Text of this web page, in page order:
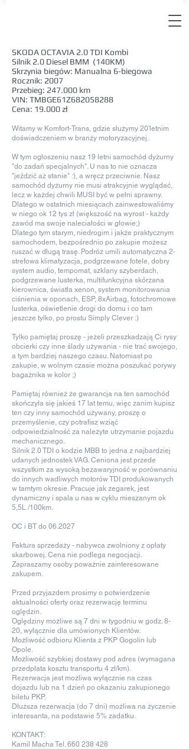
SKODA OCTAVIA 2.0 TDI Kombi
Silnik 2.0 Diesel BMM (140KM)
Skrzynia biegów: Manualna 6-biegowa
Rocznik: 2007
Przebieg: 247.000 km
VIN: TMBGE61Z682058288
Cena: 19.000 zł
Witamy w Komfort-Trans, gdzie służymy 20'letnim
doświadczeniem w branży motoryzacyjnej.
W tym ogłoszeniu nasz 19 letni samochód dyżurny
"do zadań specjalnych". U nas to nie oznacza
"jeździć aż stanie" :), a wręcz przeciwnie. Nasz
samochód dyżurny nie musi atrakcyjnie wyglądać,
lecz w każdej chwili MUSI być w pełni sprawny.
Dlatego w ostatnich miesiącach zainwestowaliśmy
w niego ok 12 tys zł (większość na wyrost - każdy
zawód ma swoje naleciałości w głowie;)
Dlatego tym starym, niedrogim i jakże praktycznym
samochodem, bezpośrednio po zakupie możesz
ruszać w długą trasę. Podróż umili automatyczna 2-
strefowa klimatyzacja, podgrzewane fotele, dobry
system audio, tempomat, szklany szyberdach,
podgrzewane lusterka, multifunkcyjna skórzana
kierownica, światła xenon, system monitorowania
ciśnienia w oponach, ESP, 8xAirbag, fotochromowe
lusterka, oświetlenie drogi do domu i co tam
jeszcze tylko, po prostu Simply Clever :)
Tylko pamiętaj proszę - jeżeli przeszkadzają Ci rysy
obcierki czy inne ślady używania - nie trać swojego,
a tym bardziej naszego czasu. Natomiast po
zakupie, w wolnym czasie można poszukać porywy
bagażnika w kolor ;)
Pamiętaj również że gwarancja na ten samochód
skończyła się jakieś 17 lat temu, więc zanim kupisz
ten czy inny samochód używany, proszę o
przemyślenie, czy potrafisz wziąć
odpowiedzialność za należyte utrzymanie pojazdu
mechanicznego.
Silnik 2.0 TDI o kodzie MBB to jedna z najbardziej
udanych jednostek VAG. Ceniona jest przede
wszystkim za wysoką bezawaryjność w porównaniu
do innych wadliwych motorów TDI produkowanych
w tamtym okresie. Pracuje jak zegarek, jest
dynamiczny i spala u nas w cyklu mieszanym ok
5,5L /100km.
OC i BT do 06.2027
Faktura sprzedaży - nabywca zwolniony z opłaty
skarbowej. Cena nie podlega negocjacji.
Zapraszamy osoby poważnie zainteresowane
zakupem.
Przed przyjazdem prosimy o potwierdzenie
aktualności oferty oraz rezerwację terminu
oględzin.
Oględziny możliwe są 7 dni w tygodniu w godz. 8-
20, wyłącznie dla umówionych Klientów.
Możliwość odbioru Klienta z PKP Gogolin lub
Opole.
Możliwość szybkiej dostawy pod adres (wymagana
przedpłata kosztu transportu 4 zł/km).
Rezerwacja jest możliwa wyłącznie na czas
dojazdu lub na 1 dzień po okazaniu zakupionego
biletu PKP.
Dłuższa rezerwacja (do 7 dni) możliwa na życzenie
interesanta, na podstawie 5% zadatku.
KONTAKT:
Kamil Macha Tel.660 238 428